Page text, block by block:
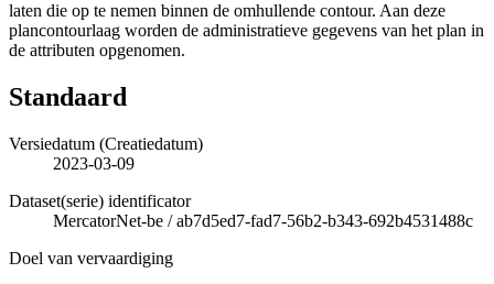
laten die op te nemen binnen de omhullende contour. Aan deze
plancontourlaag worden de administratieve gegevens van het plan in
de attributen opgenomen.
Standaard
Versiedatum (Creatiedatum)
2023-03-09
Dataset(serie) identificator
MercatorNet-be /ab7d5ed7-fad7-56b2-b343-692b4531488c
Doel van vervaardiging